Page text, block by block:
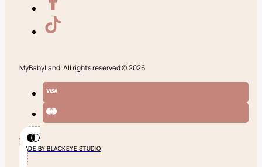
MyBabyLand. All rights reserved © 2026
MADE BY BLACKEYE STUDIO